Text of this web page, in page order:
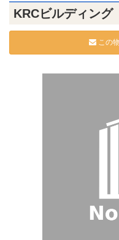
KRCビルディング
この